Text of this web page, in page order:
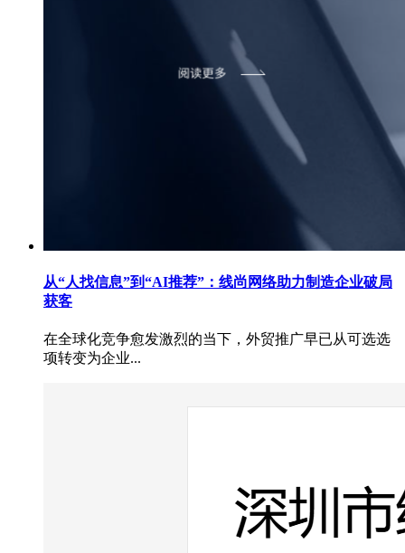
从“人找信息”到“AI推荐”：线尚网络助力制造企业破局
获客
在全球化竞争愈发激烈的当下，外贸推广早已从可选选
项转变为企业...